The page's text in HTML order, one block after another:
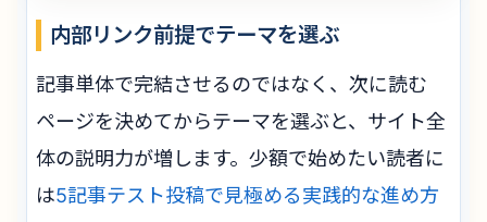
内部リンク前提でテーマを選ぶ
記事単体で完結させるのではなく、次に読む
ページを決めてからテーマを選ぶと、サイト全
体の説明力が増します。少額で始めたい読者に
は5記事テスト投稿で見極める実践的な進め方